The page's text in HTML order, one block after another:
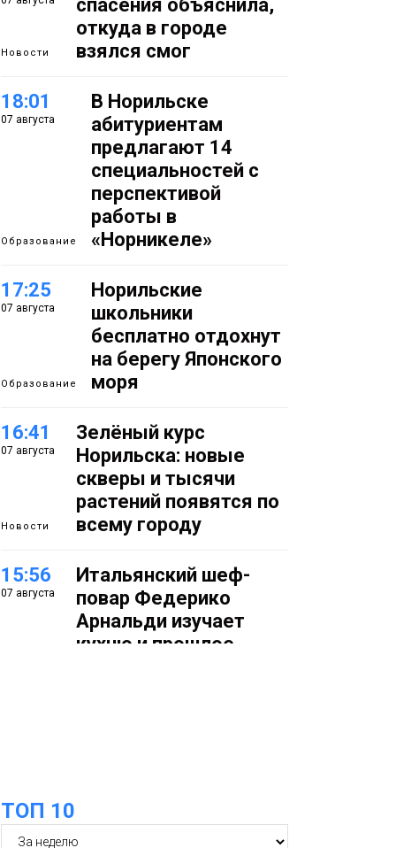
Новости
спасения объяснила,
откуда в городе
взялся смог
18:01
07 августа
Образование
В Норильске
абитуриентам
предлагают 14
специальностей с
перспективой
работы в
«Норникеле»
17:25
07 августа
Образование
Норильские
школьники
бесплатно отдохнут
на берегу Японского
моря
16:41
07 августа
Новости
Зелёный курс
Норильска: новые
скверы и тысячи
растений появятся по
всему городу
15:56
07 августа
Итальянский шеф-
повар Федерико
Арнальди изучает
кухню и прошлое
Спорт
ТОП 10